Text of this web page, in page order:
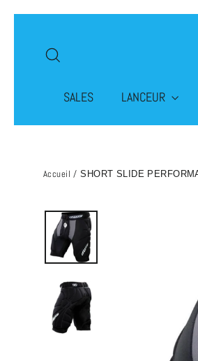
contenu
SALES LANCEUR
Accueil / SHORT SLIDE